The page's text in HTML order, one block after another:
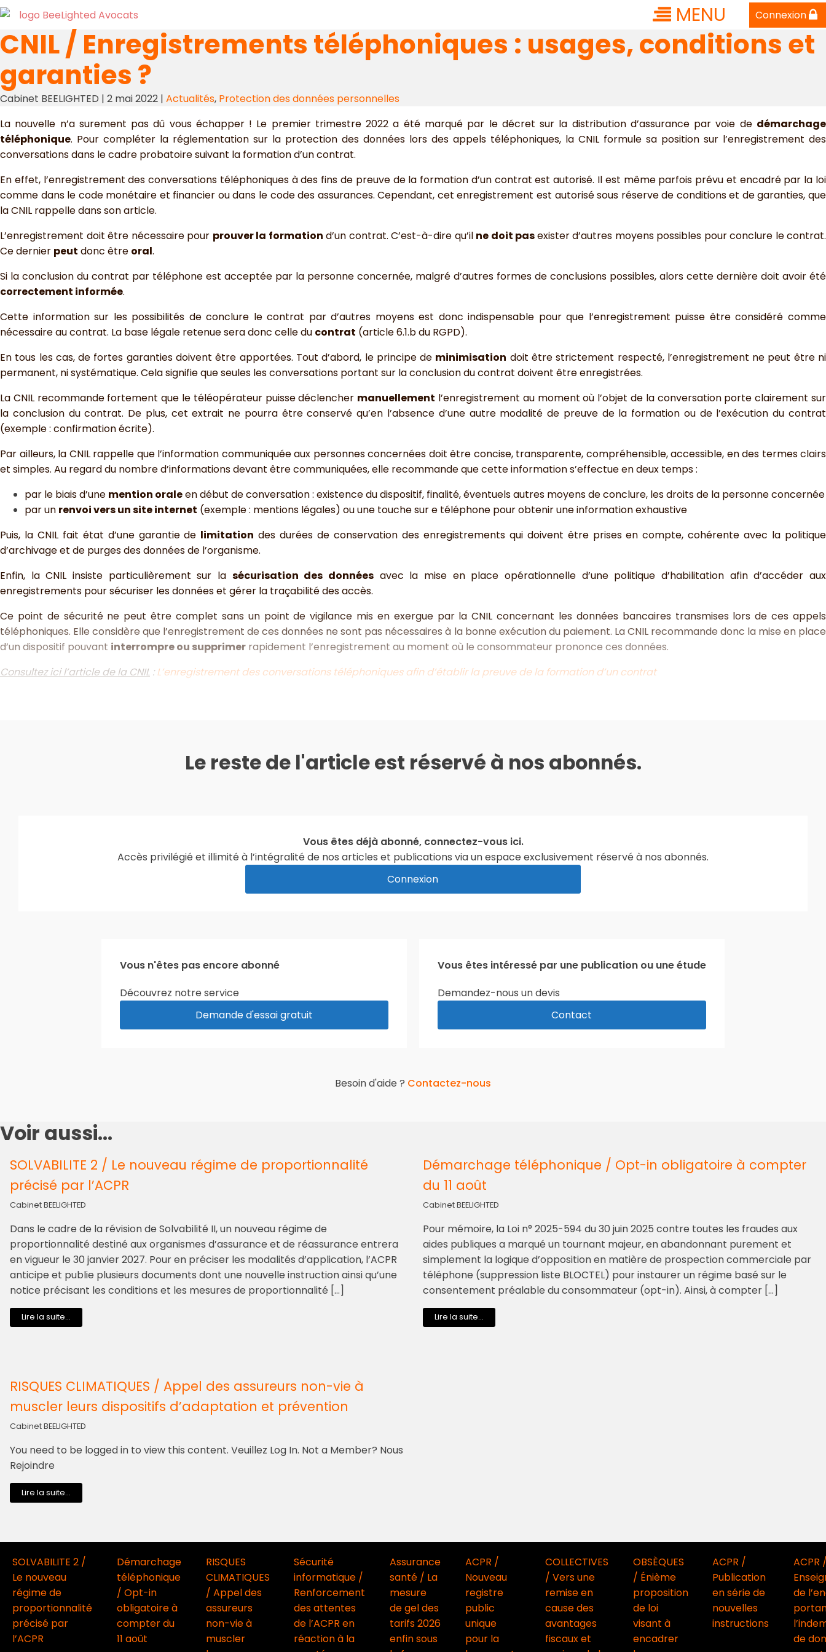
MENU Connexion
CNIL / Enregistrements téléphoniques : usages, conditions et
garanties ?
Cabinet BEELIGHTED | 2 mai 2022 | Actualités, Protection des données personnelles
La nouvelle n’a surement pas dû vous échapper ! Le premier trimestre 2022 a été marqué par le décret sur la distribution d’assurance par voie de démarchage
téléphonique. Pour compléter la réglementation sur la protection des données lors des appels téléphoniques, la CNIL formule sa position sur l’enregistrement des
conversations dans le cadre probatoire suivant la formation d’un contrat.
En effet, l’enregistrement des conversations téléphoniques à des fins de preuve de la formation d’un contrat est autorisé. Il est même parfois prévu et encadré par la loi
comme dans le code monétaire et financier ou dans le code des assurances. Cependant, cet enregistrement est autorisé sous réserve de conditions et de garanties, que
la CNIL rappelle dans son article.
L’enregistrement doit être nécessaire pour prouver la formation d’un contrat. C’est-à-dire qu’il ne doit pasexister d’autres moyens possibles pour conclure le contrat.
Ce dernier peut donc être oral.
Si la conclusion du contrat par téléphone est acceptée par la personne concernée, malgré d’autres formes de conclusions possibles, alors cette dernière doit avoir été
correctement informée.
Cette information sur les possibilités de conclure le contrat par d’autres moyens est donc indispensable pour que l’enregistrement puisse être considéré comme
nécessaire au contrat. La base légale retenue sera donc celle du contrat (article 6.1.b du RGPD).
En tous les cas, de fortes garanties doivent être apportées. Tout d’abord, le principe de minimisation doit être strictement respecté, l’enregistrement ne peut être ni
permanent, ni systématique. Cela signifie que seules les conversations portant sur la conclusion du contrat doivent être enregistrées.
La CNIL recommande fortement que le téléopérateur puisse déclencher manuellement l’enregistrement au moment où l’objet de la conversation porte clairement sur
la conclusion du contrat. De plus, cet extrait ne pourra être conservé qu’en l’absence d’une autre modalité de preuve de la formation ou de l’exécution du contrat
(exemple : confirmation écrite).
Par ailleurs, la CNIL rappelle que l’information communiquée aux personnes concernées doit être concise, transparente, compréhensible, accessible, en des termes clairs
et simples. Au regard du nombre d’informations devant être communiquées, elle recommande que cette information s’effectue en deux temps :
par le biais d’une mention oraleen début de conversation : existence du dispositif, finalité, éventuels autres moyens de conclure, les droits de la personne concernée
par un renvoi vers un site internet (exemple : mentions légales) ou une touche sur e téléphone pour obtenir une information exhaustive
Puis, la CNIL fait état d’une garantie de limitation des durées de conservation des enregistrements qui doivent être prises en compte, cohérente avec la politique
d’archivage et de purges des données de l’organisme.
Enfin, la CNIL insiste particulièrement sur la sécurisation des données avec la mise en place opérationnelle d’une politique d’habilitation afin d’accéder aux
enregistrements pour sécuriser les données et gérer la traçabilité des accès.
Ce point de sécurité ne peut être complet sans un point de vigilance mis en exergue par la CNIL concernant les données bancaires transmises lors de ces appels
téléphoniques. Elle considère que l’enregistrement de ces données ne sont pas nécessaires à la bonne exécution du paiement. La CNIL recommande donc la mise en place
d’un dispositif pouvant interrompre ou supprimer rapidement l’enregistrement au moment où le consommateur prononce ces données.
Consultez ici l’article de la CNIL :L’enregistrement des conversations téléphoniques afin d’établir la preuve de la formation d’un contrat
Le reste de l'article est réservé à nos abonnés.
Vous êtes déjà abonné, connectez-vous ici.
Accès privilégié et illimité à l’intégralité de nos articles et publications via un espace exclusivement réservé à nos abonnés.
Connexion
Vous n'êtes pas encore abonné
Découvrez notre service
Demande d'essai gratuit
Vous êtes intéressé par une publication ou une étude
Demandez-nous un devis
Contact
Besoin d'aide ? Contactez-nous
Voir aussi...
SOLVABILITE 2 / Le nouveau régime de proportionnalité
précisé par l’ACPR
Cabinet BEELIGHTED
Dans le cadre de la révision de Solvabilité II, un nouveau régime de
proportionnalité destiné aux organismes d’assurance et de réassurance entrera
en vigueur le 30 janvier 2027. Pour en préciser les modalités d’application, l’ACPR
anticipe et publie plusieurs documents dont une nouvelle instruction ainsi qu’une
notice précisant les conditions et les mesures de proportionnalité […]
Lire la suite...
Démarchage téléphonique / Opt-in obligatoire à compter
du 11 août
Cabinet BEELIGHTED
Pour mémoire, la Loi n° 2025-594 du 30 juin 2025 contre toutes les fraudes aux
aides publiques a marqué un tournant majeur, en abandonnant purement et
simplement la logique d’opposition en matière de prospection commerciale par
téléphone (suppression liste BLOCTEL) pour instaurer un régime basé sur le
consentement préalable du consommateur (opt-in). Ainsi, à compter […]
Lire la suite...
RISQUES CLIMATIQUES / Appel des assureurs non-vie à
muscler leurs dispositifs d’adaptation et prévention
Cabinet BEELIGHTED
You need to be logged in to view this content. Veuillez Log In. Not a Member? Nous
Rejoindre
Lire la suite...
SOLVABILITE 2 /
Le nouveau
régime de
proportionnalité
précisé par
l’ACPR
Démarchage
téléphonique
/ Opt-in
obligatoire à
compter du
11 août
RISQUES
CLIMATIQUES
/ Appel des
assureurs
non-vie à
muscler
Sécurité
informatique /
Renforcement
des attentes
de l’ACPR en
réaction à la
Assurance
santé / La
mesure
de gel des
tarifs 2026
enfin sous
ACPR /
Nouveau
registre
public
unique
pour la
COLLECTIVES
/ Vers une
remise en
cause des
avantages
fiscaux et
OBSÈQUES
/ Énième
proposition
de loi
visant à
encadrer
ACPR /
Publication
en série de
nouvelles
instructions
ACPR
de
de